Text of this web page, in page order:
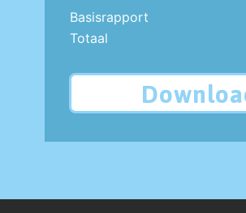
Basisrapport
Totaal